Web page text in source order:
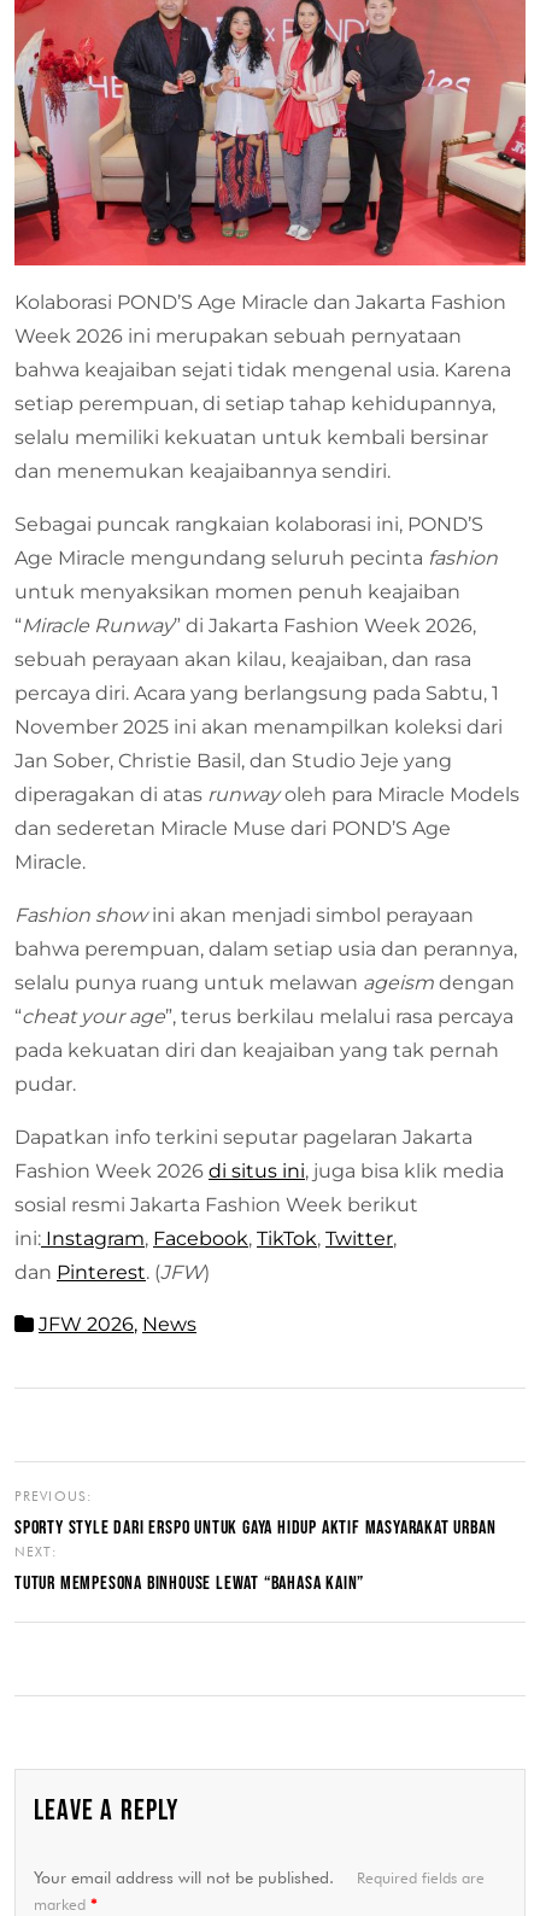
Kolaborasi POND’S Age Miracle dan Jakarta Fashion
Week 2026 ini merupakan sebuah pernyataan
bahwa keajaiban sejati tidak mengenal usia. Karena
setiap perempuan, di setiap tahap kehidupannya,
selalu memiliki kekuatan untuk kembali bersinar
dan menemukan keajaibannya sendiri.
Sebagai puncak rangkaian kolaborasi ini, POND’S
Age Miracle mengundang seluruh pecinta fashion
untuk menyaksikan momen penuh keajaiban
“Miracle Runway” di Jakarta Fashion Week 2026,
sebuah perayaan akan kilau, keajaiban, dan rasa
percaya diri. Acara yang berlangsung pada Sabtu, 1
November 2025 ini akan menampilkan koleksi dari
Jan Sober, Christie Basil, dan Studio Jeje yang
diperagakan di atas runwayoleh para Miracle Models
dan sederetan Miracle Muse dari POND’S Age
Miracle.
Fashion showini akan menjadi simbol perayaan
bahwa perempuan, dalam setiap usia dan perannya,
selalu punya ruang untuk melawan ageism dengan
“cheat your age”, terus berkilau melalui rasa percaya
pada kekuatan diri dan keajaiban yang tak pernah
pudar.
Dapatkan info terkini seputar pagelaran Jakarta
Fashion Week 2026 di situs ini, juga bisa klik media
sosial resmi Jakarta Fashion Week berikut
ini: Instagram, Facebook, TikTok, Twitter,
dan Pinterest. (JFW)
JFW 2026, News
PREVIOUS:
SPORTY STYLE DARI ERSPO UNTUK GAYA HIDUP AKTIF MASYARAKAT URBAN
NEXT:
TUTUR MEMPESONA BINHOUSE LEWAT “BAHASA KAIN”
LEAVE A REPLY
Your email address will not be published.
Required fields are
marked *